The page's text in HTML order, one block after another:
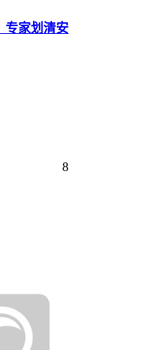
专家划清安
8